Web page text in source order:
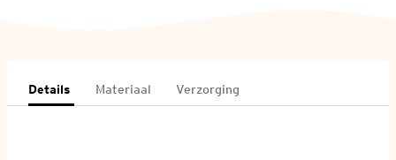
Details Materiaal Verzorging